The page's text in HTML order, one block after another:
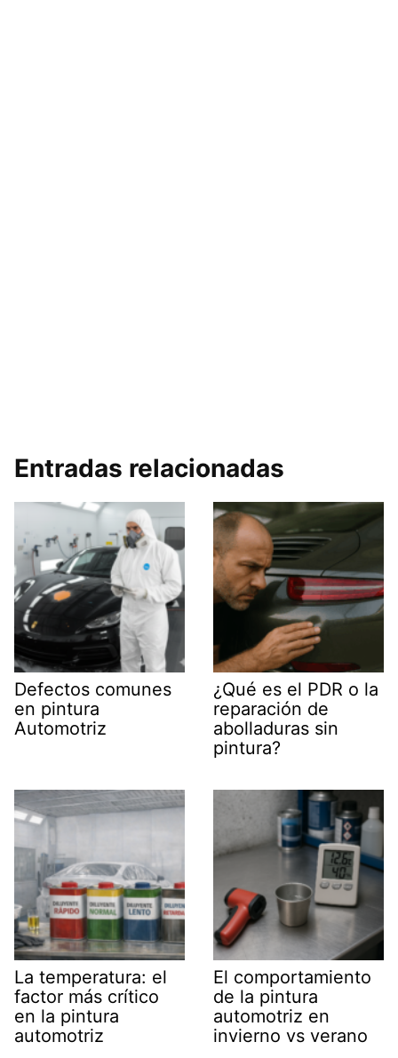
Entradas relacionadas
Defectos comunes
en pintura
Automotriz
¿Qué es el PDR o la
reparación de
abolladuras sin
pintura?
La temperatura: el
factor más crítico
en la pintura
automotriz
El comportamiento
de la pintura
automotriz en
invierno vs verano